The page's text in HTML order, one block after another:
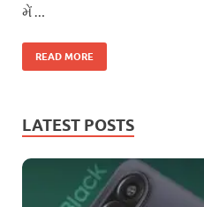
મેં …
READ MORE
LATEST POSTS